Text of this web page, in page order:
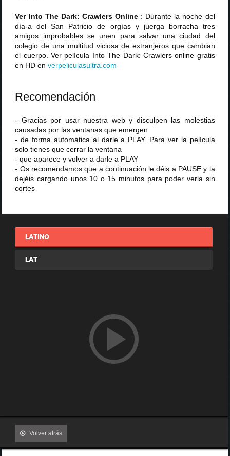
Ver Into The Dark: Crawlers Online : Durante la noche del
día-a del San Patricio de orgías y juerga borracha tres
amigos improbables se unen para salvar una ciudad del
colegio de una multitud viciosa de extranjeros que cambian
el cuerpo. Ver película Into The Dark: Crawlers online gratis
en HD enverpeliculasultra .com
Recomendación
- Gracias por usar nuestra web y disculpen las molestias
causadas por las ventanas que emergen
- de forma automática al darle a PLAY. Para ver la película
solo tienes que cerrar la ventana
- que aparece y volver a darle a PLAY
- Os recomendamos que a continuación le déis a PAUSE y la
dejéis cargando unos 10 o 15 minutos para poder verla sin
cortes
LATINO
LAT
Volver atrás